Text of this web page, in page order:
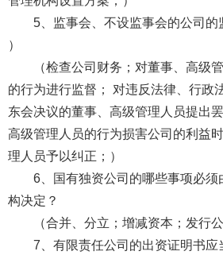
5、监事会、不设监事会的公司的
）
（检查公司财务；对董事、高级
的行为进行监督； 对违反法律、行政
东会决议的董事、高级管理人员提出
高级管理人员的行为损害公司的利益
理人员予以纠正；）
6、国有独资公司的哪些事项必
构决定？
（合并、分立；增减资本；发行公
7、有限责任公司的出资证明书应